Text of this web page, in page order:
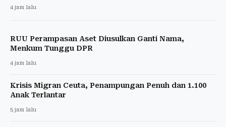
4 jam lalu
RUU Perampasan Aset Diusulkan Ganti Nama,
Menkum Tunggu DPR
4 jam lalu
Krisis Migran Ceuta, Penampungan Penuh dan 1.100
Anak Terlantar
5 jam lalu